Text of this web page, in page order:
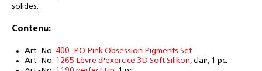
solides.
Contenu:
Art.-No. 400_PO Pink Obsession Pigments Set
Art.-No. 1265 Lèvre d'exercice 3D Soft Silikon, clair, 1 pc.